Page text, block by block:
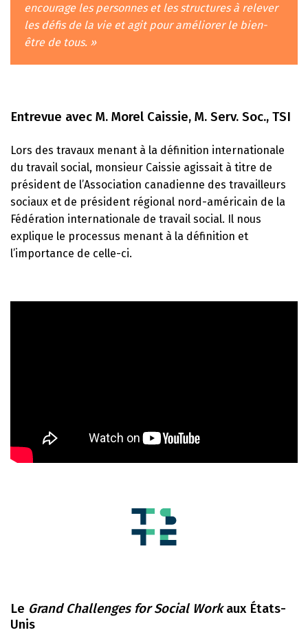
encourage les personnes et les structures à relever
les défis de la vie et agit pour améliorer le bien-
être de tous. »
Entrevue avec M. Morel Caissie, M. Serv. Soc., TSI
Lors des travaux menant à la définition internationale
du travail social, monsieur Caissie agissait à titre de
président de l’Association canadienne des travailleurs
sociaux et de président régional nord-américain de la
Fédération internationale de travail social. Il nous
explique le processus menant à la définition et
l’importance de celle-ci.
Le Grand Challenges for Social Workaux États-
Unis